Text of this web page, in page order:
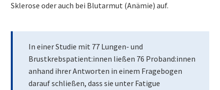
Sklerose oder auch bei Blutarmut (Anämie) auf.
In einer Studie mit 77 Lungen- und
Brustkrebspatient:innen ließen 76 Proband:innen
anhand ihrer Antworten in einem Fragebogen
darauf schließen, dass sie unter Fatigue